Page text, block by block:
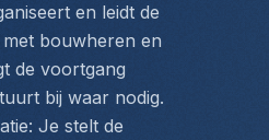
en leidt de
bouwheren en
de voortgang
bij waar nodig.
Je stelt de